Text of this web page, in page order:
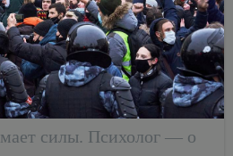
силы. Психолог — о